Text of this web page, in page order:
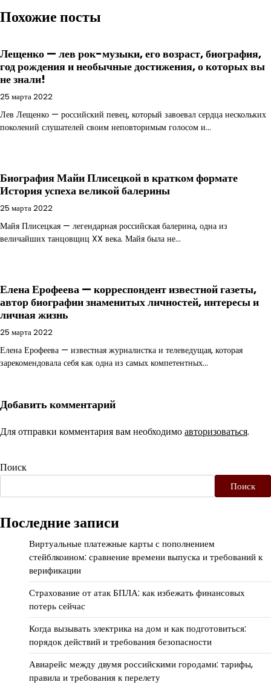
Похожие посты
Лещенко — лев рок-музыки, его возраст, биография,
год рождения и необычные достижения, о которых вы
не знали!
25 марта 2022
Лев Лещенко — российский певец, который завоевал сердца нескольких
поколений слушателей своим неповторимым голосом и…
Биография Майи Плисецкой в кратком формате
История успеха великой балерины
25 марта 2022
Майя Плисецкая — легендарная российская балерина, одна из
величайших танцовщиц XX века. Майя была не…
Елена Ерофеева — корреспондент известной газеты,
автор биографии знаменитых личностей, интересы и
личная жизнь
25 марта 2022
Елена Ерофеева — известная журналистка и телеведущая, которая
зарекомендовала себя как одна из самых компетентных…
Добавить комментарий
Для отправки комментария вам необходимоавторизоваться.
Поиск
Поиск
Последние записи
Виртуальные платежные карты с пополнением
стейблкоином: сравнение времени выпуска и требований к
верификации
Страхование от атак БПЛА: как избежать финансовых
потерь сейчас
Когда вызывать электрика на дом и как подготовиться:
порядок действий и требования безопасности
Авиарейс между двумя российскими городами: тарифы,
правила и требования к перелету